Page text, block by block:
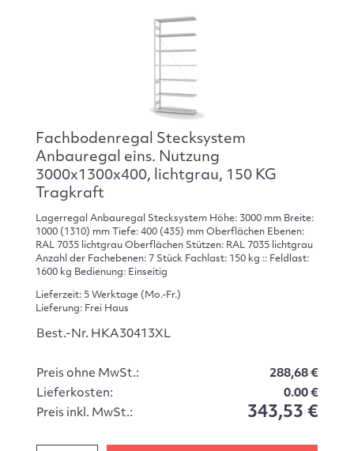
Fachbodenregal Stecksystem
Anbauregal eins. Nutzung
3000x1300x400, lichtgrau, 150 KG
Tragkraft
Lagerregal Anbauregal Stecksystem Höhe: 3000 mm Breite:
1000 (1310) mm Tiefe: 400 (435) mm Oberflächen Ebenen:
RAL 7035 lichtgrau Oberflächen Stützen: RAL 7035 lichtgrau
Anzahl der Fachebenen: 7 Stück Fachlast: 150 kg :: Feldlast:
1600 kg Bedienung: Einseitig
Lieferzeit: 5 Werktage (Mo.-Fr.)
Lieferung: Frei Haus
Best.-Nr. HKA30413XL
Preis ohne MwSt.:
288,68 €
Lieferkosten:
0.00 €
Preis inkl. MwSt.:
343,53 €